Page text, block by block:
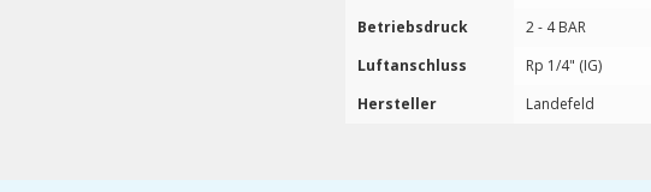
Betriebsdruck
2 - 4 BAR
Luftanschluss
Rp 1/4" (IG)
Hersteller
Landefeld